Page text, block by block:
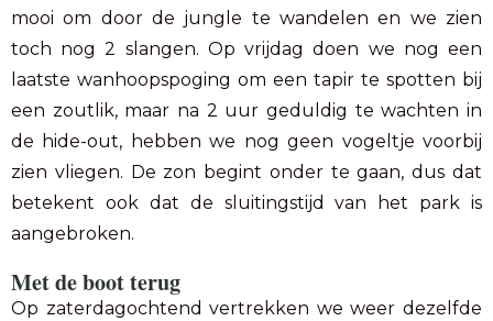
mooi om door de jungle te wandelen en we zien
toch nog 2 slangen. Op vrijdag doen we nog een
laatste wanhoopspoging om een tapir te spotten bij
een zoutlik, maar na 2 uur geduldig te wachten in
de hide-out, hebben we nog geen vogeltje voorbij
zien vliegen. De zon begint onder te gaan, dus dat
betekent ook dat de sluitingstijd van het park is
aangebroken.
Met de boot terug
Op zaterdagochtend vertrekken we weer dezelfde